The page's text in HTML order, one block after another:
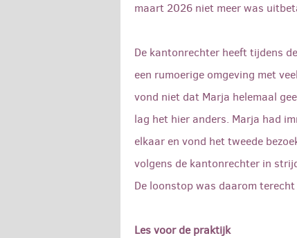
maart 2026 niet meer was
De kantonrechter heeft tijdens
een rumoerige omgeving met
vond niet dat Marja helemaal
lag het hier anders. Marja had
elkaar en vond het tweede
volgens de kantonrechter in
De loonstop was daarom terecht
Les voor de praktijk